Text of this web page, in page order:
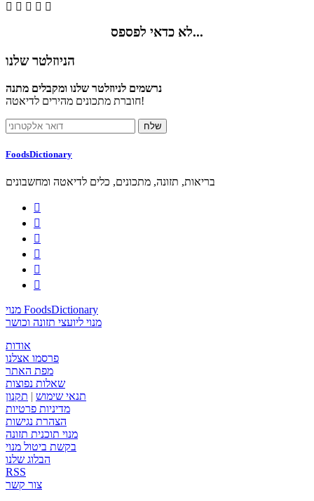
    
לא כדאי לפספס...
הניוזלטר שלנו
נרשמים לניוזלטר שלנו ומקבלים מתנה
חוברת מתכונים מהירים לדיאטה!
FoodsDictionary
בריאות, תזונה, מתכונים, כלים לדיאטה ומחשבונים






מנוי FoodsDictionary
מנוי ליועצי תזונה וכושר
אודות
פרסמו אצלנו
מפת האתר
שאלות נפוצות
תנאי שימוש | תקנון
מדיניות פרטיות
הצהרת נגישות
מנוי תוכנית תזונה
בקשת ביטול מנוי
הבלוג שלנו
RSS
צור קשר